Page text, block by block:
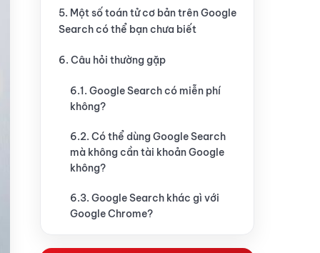
5. Một số toán tử cơ bản trên Google
Search có thể bạn chưa biết
6. Câu hỏi thường gặp
6.1. Google Search có miễn phí
không?
6.2. Có thể dùng Google Search
mà không cần tài khoản Google
không?
6.3. Google Search khác gì với
Google Chrome?